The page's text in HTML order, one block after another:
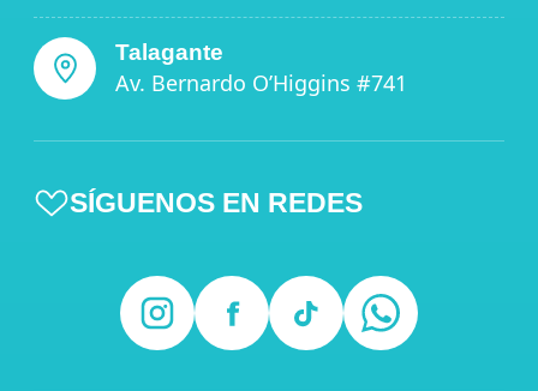
Talagante
Av. Bernardo O’Higgins #741
SÍGUENOS EN REDES